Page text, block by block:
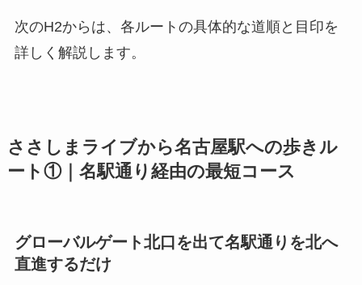
次のH2からは、各ルートの具体的な道順と目印を
詳しく解説します。
ささしまライブから名古屋駅への歩きル
ート①｜名駅通り経由の最短コース
グローバルゲート北口を出て名駅通りを北へ
直進するだけ